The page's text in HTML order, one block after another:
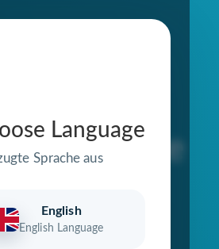
Language
Sprache aus
English
English Language
Verifizierte Domain